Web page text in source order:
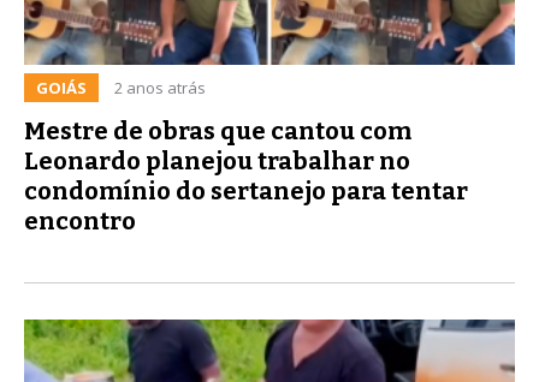
GOIÁS 2 anos atrás
Mestre de obras que cantou com
Leonardo planejou trabalhar no
condomínio do sertanejo para tentar
encontro